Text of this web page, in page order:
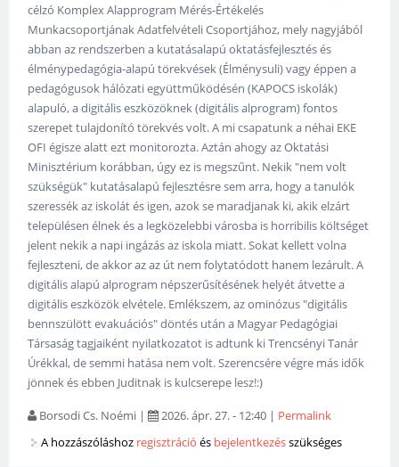
célzó Komplex Alapprogram Mérés-Értékelés
Munkacsoportjának Adatfelvételi Csoportjához, mely nagyjából
abban az rendszerben a kutatásalapú oktatásfejlesztés és
élménypedagógia-alapú törekvések (Élménysuli) vagy éppen a
pedagógusok hálózati együttműködésén (KAPOCS iskolák)
alapuló, a digitális eszközöknek (digitális alprogram) fontos
szerepet tulajdonító törekvés volt. A mi csapatunk a néhai EKE
OFI égisze alatt ezt monitorozta. Aztán ahogy az Oktatási
Minisztérium korábban, úgy ez is megszűnt. Nekik "nem volt
szükségük" kutatásalapú fejlesztésre sem arra, hogy a tanulók
szeressék az iskolát és igen, azok se maradjanak ki, akik elzárt
településen élnek és a legközelebbi városba is horribilis költséget
jelent nekik a napi ingázás az iskola miatt. Sokat kellett volna
fejleszteni, de akkor az az út nem folytatódott hanem lezárult. A
digitális alapú alprogram népszerűsítésének helyét átvette a
digitális eszközök elvétele. Emlékszem, az ominózus "digitális
bennszülött evakuációs" döntés után a Magyar Pedagógiai
Társaság tagjaiként nyilatkozatot is adtunk ki Trencsényi Tanár
Úrékkal, de semmi hatása nem volt. Szerencsére végre más idők
jönnek és ebben Juditnak is kulcserepe lesz!:)
Borsodi Cs. Noémi | 2026. ápr. 27. - 12:40 | Permalink
A hozzászóláshoz regisztráció és bejelentkezésszükséges